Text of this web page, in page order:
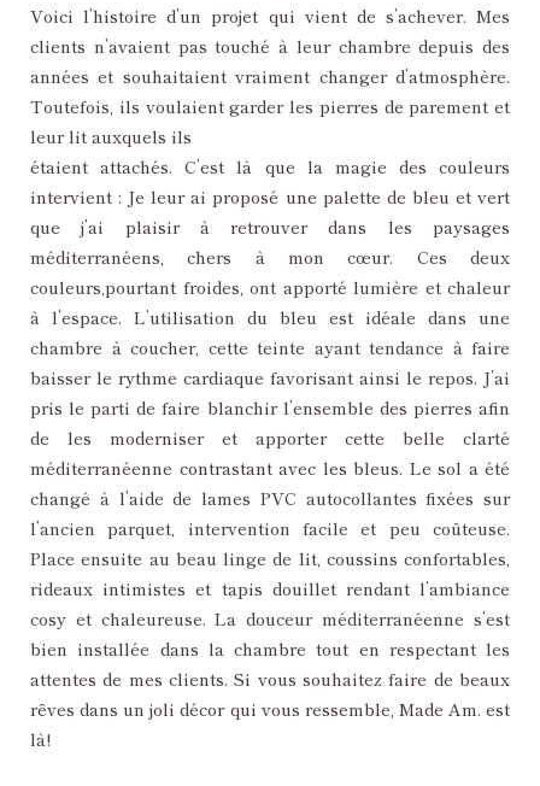
Voici l’histoire d’un projet qui vient de s’achever. Mes
clients n’avaient pas touché à leur chambre depuis des
années et souhaitaient vraiment changer d’atmosphère.
Toutefois, ils voulaient garder les pierres de parement et
leur lit auxquels ils
étaient attachés. C’est là que la magie des couleurs
intervient : Je leur ai proposé une palette de bleu et vert
que j’ai plaisir à retrouver dans les paysages
méditerranéens, chers à mon cœur. Ces deux
couleurs,pourtant froides, ont apporté lumière et chaleur
à l’espace. L’utilisation du bleu est idéale dans une
chambre à coucher, cette teinte ayant tendance à faire
baisser le rythme cardiaque favorisant ainsi le repos. J’ai
pris le parti de faire blanchir l’ensemble des pierres afin
de les moderniser et apporter cette belle clarté
méditerranéenne contrastant avec les bleus. Le sol a été
changé à l’aide de lames PVC autocollantes fixées sur
l’ancien parquet, intervention facile et peu coûteuse.
Place ensuite au beau linge de lit, coussins confortables,
rideaux intimistes et tapis douillet rendant l’ambiance
cosy et chaleureuse. La douceur méditerranéenne s’est
bien installée dans la chambre tout en respectant les
attentes de mes clients. Si vous souhaitez faire de beaux
rêves dans un joli décor qui vous ressemble, Made Am. est
là!